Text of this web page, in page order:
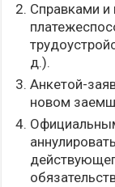
Справками
д.).
Анкетой-
новом